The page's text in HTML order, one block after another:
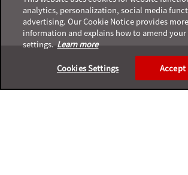
Footer
analytics, personalization, social media
advertising. Our Cookie Notice provides more
information and explains how to amend
settings. Learn more
Cookies Settings Accept